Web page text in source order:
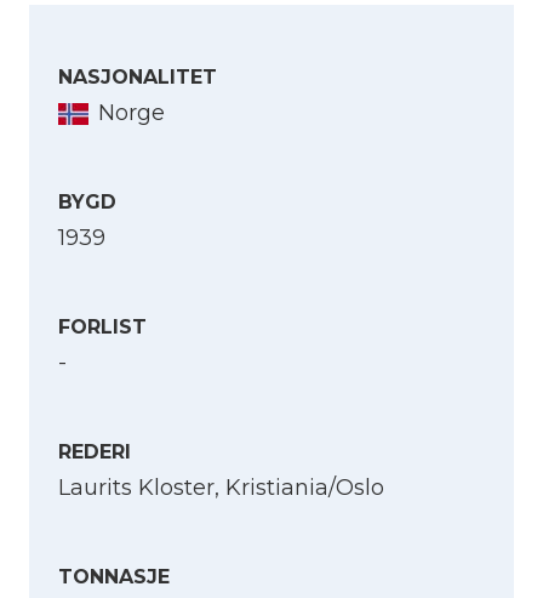
NASJONALITET
Norge
BYGD
1939
FORLIST
-
REDERI
Laurits Kloster, Kristiania/Oslo
TONNASJE